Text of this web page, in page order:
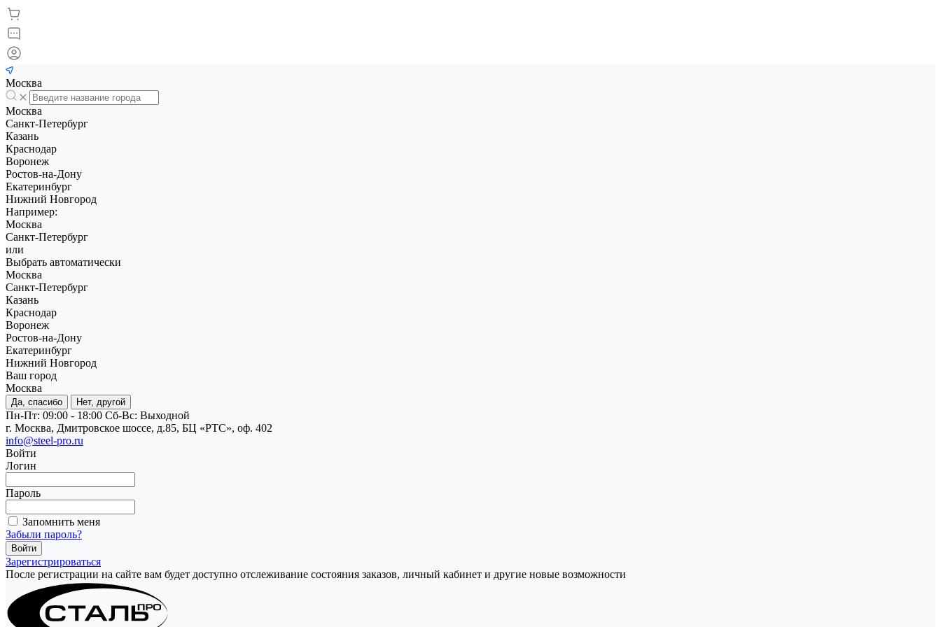
Москва
Москва
Санкт-Петербург
Казань
Краснодар
Воронеж
Ростов-на-Дону
Екатеринбург
Нижний Новгород
Например:
Москва
Санкт-Петербург
или
Выбрать автоматически
Москва
Санкт-Петербург
Казань
Краснодар
Воронеж
Ростов-на-Дону
Екатеринбург
Нижний Новгород
Ваш город
Москва
Да, спасибо Нет, другой
Пн-Пт: 09:00 - 18:00 Cб-Вс: Выходной
г. Москва, Дмитровское шоссе, д.85, БЦ «РТС», оф. 402
info@steel-pro.ru
Войти
Логин
Пароль
Запомнить меня
Забыли пароль?
Зарегистрироваться
После регистрации на сайте вам будет доступно отслеживание состояния заказов, личный кабинет и другие новые возможности